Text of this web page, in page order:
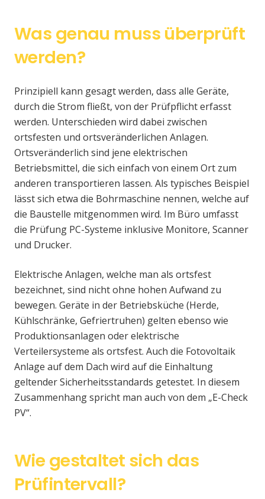
Was genau muss überprüft
werden?
Prinzipiell kann gesagt werden, dass alle Geräte,
durch die Strom fließt, von der Prüfpflicht erfasst
werden. Unterschieden wird dabei zwischen
ortsfesten und ortsveränderlichen Anlagen.
Ortsveränderlich sind jene elektrischen
Betriebsmittel, die sich einfach von einem Ort zum
anderen transportieren lassen. Als typisches Beispiel
lässt sich etwa die Bohrmaschine nennen, welche auf
die Baustelle mitgenommen wird. Im Büro umfasst
die Prüfung PC-Systeme inklusive Monitore, Scanner
und Drucker.
Elektrische Anlagen, welche man als ortsfest
bezeichnet, sind nicht ohne hohen Aufwand zu
bewegen. Geräte in der Betriebsküche (Herde,
Kühlschränke, Gefriertruhen) gelten ebenso wie
Produktionsanlagen oder elektrische
Verteilersysteme als ortsfest. Auch die Fotovoltaik
Anlage auf dem Dach wird auf die Einhaltung
geltender Sicherheitsstandards getestet. In diesem
Zusammenhang spricht man auch von dem „E-Check
PV“.
Wie gestaltet sich das
Prüfintervall?